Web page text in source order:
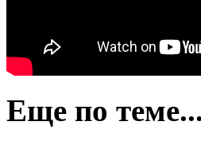
Еще по теме...